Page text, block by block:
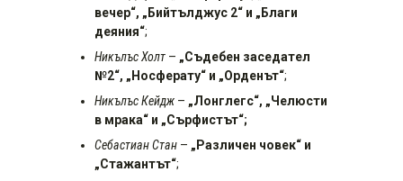
вечер“, „Бийтълджус 2“ и „Благи
деяния“;
Никълъс Холт – „Съдебен заседател
№2“, „Носферату“ и „Орденът“;
Никълъс Кейдж – „Лонглегс“, „Челюсти
в мрака“ и „Сърфистът“;
Себастиан Стан – „Различен човек“ и
„Стажантът“;